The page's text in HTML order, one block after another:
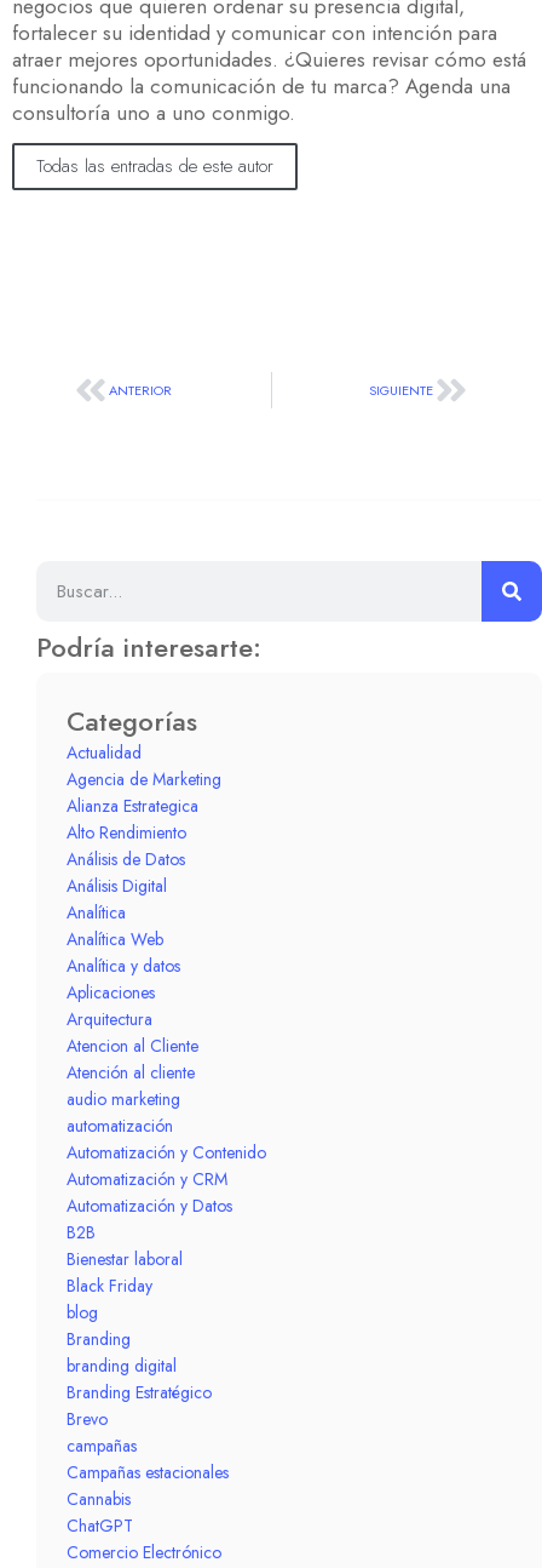
negocios que quieren ordenar su presencia digital,
fortalecer su identidad y comunicar con intención para
atraer mejores oportunidades. ¿Quieres revisar cómo está
funcionando la comunicación de tu marca? Agenda una
consultoría uno a uno conmigo.
Todas las entradas de este autor
ANTERIOR SIGUIENTE
Podría interesarte:
Categorías
Actualidad
Agencia de Marketing
Alianza Estrategica
Alto Rendimiento
Análisis de Datos
Análisis Digital
Analítica
Analítica Web
Analítica y datos
Aplicaciones
Arquitectura
Atencion al Cliente
Atención al cliente
audio marketing
automatización
Automatización y Contenido
Automatización y CRM
Automatización y Datos
B2B
Bienestar laboral
Black Friday
blog
Branding
branding digital
Branding Estratégico
Brevo
campañas
Campañas estacionales
Cannabis
ChatGPT
Comercio Electrónico